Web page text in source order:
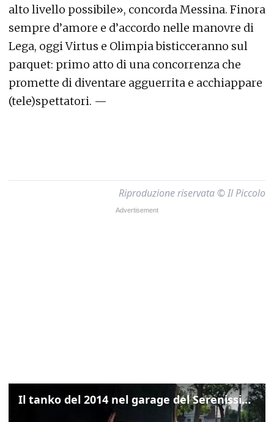
alto livello possibile», concorda Messina. Finora
sempre d’amore e d’accordo nelle manovre di
Lega, oggi Virtus e Olimpia bisticceranno sul
parquet: primo atto di una concorrenza che
promette di diventare agguerrita e acchiappare
(tele)spettatori. —
Riproduzione riservata © Il Piccolo
Il tanko del 2014 nel garage del Serenissimo: «Ecco come potevamo resistere per qualche giornata»